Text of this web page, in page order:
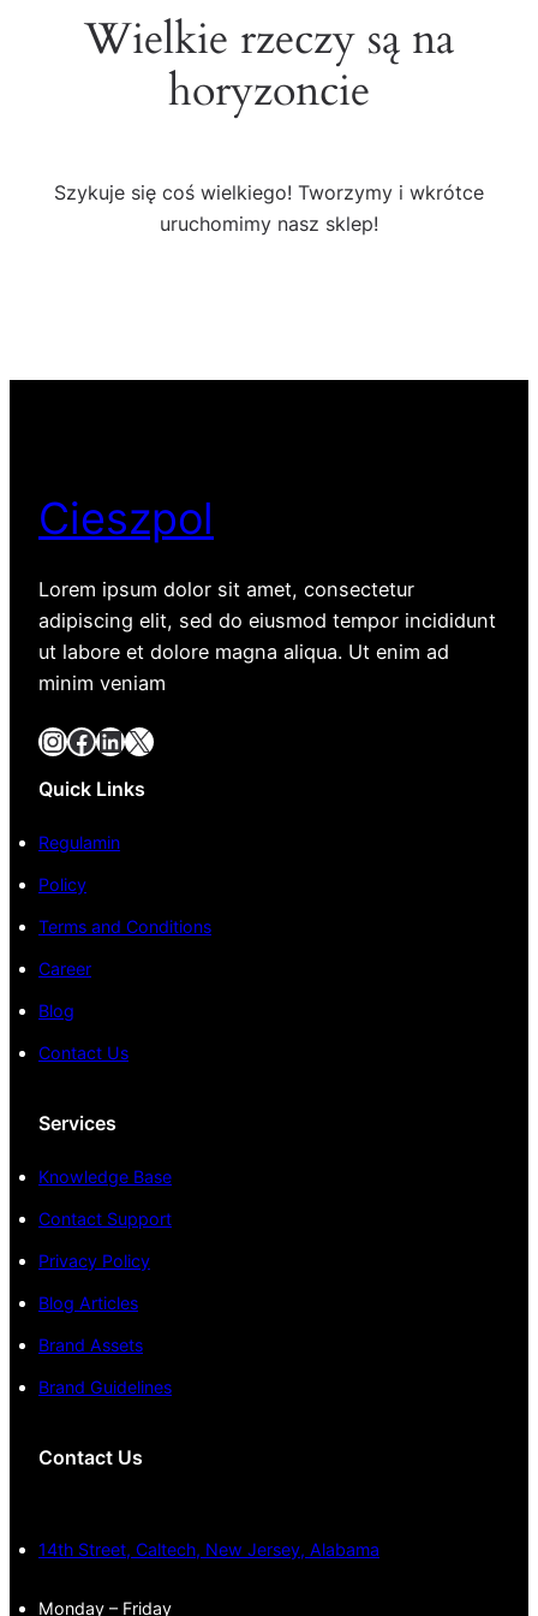
Wielkie rzeczy są na
horyzoncie
Szykuje się coś wielkiego! Tworzymy i wkrótce
uruchomimy nasz sklep!
Cieszpol
Lorem ipsum dolor sit amet, consectetur
adipiscing elit, sed do eiusmod tempor incididunt
ut labore et dolore magna aliqua. Ut enim ad
minim veniam
InstagramFacebook LinkedIn X
Quick Links
Regulamin
Policy
Terms and Conditions
Career
Blog
Contact Us
Services
Knowledge Base
Contact Support
Privacy Policy
Blog Articles
Brand Assets
Brand Guidelines
Contact Us
14th Street, Caltech, New Jersey, Alabama
Monday – Friday